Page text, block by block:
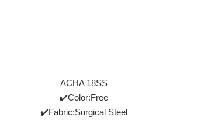
ACHA 18SS
✔️Color:Free
✔️Fabric:Surgical Steel